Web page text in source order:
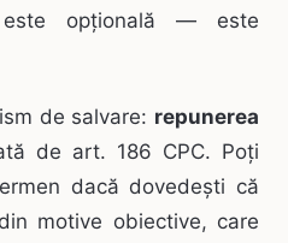
opțională — este
de salvare: repunerea
de art. 186 CPC. Poți
dacă dovedești că
motive obiective, care